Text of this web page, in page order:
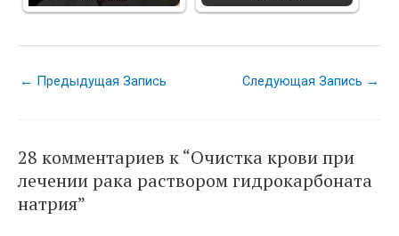
Навигация
← Предыдущая Запись Следующая Запись →
28 комментариев к “Очистка крови при
лечении рака раствором гидрокарбоната
натрия”